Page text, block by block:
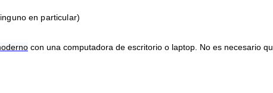
en particular)
con una computadora de escritorio o laptop. No es necesario